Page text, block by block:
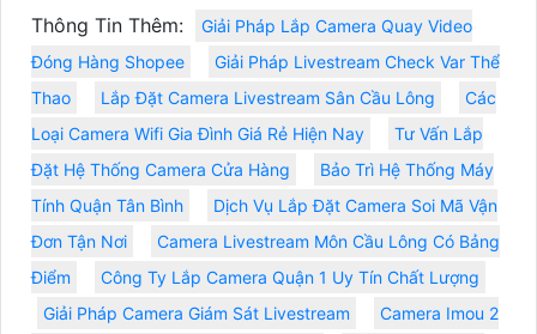
Thông Tin Thêm:
Giải Pháp Lắp Camera Quay Video
Đóng Hàng Shopee
Giải Pháp Livestream Check Var Thể
Thao
Lắp Đặt Camera Livestream Sân Cầu Lông
Các
Loại Camera Wifi Gia Đình Giá Rẻ Hiện Nay
Tư Vấn Lắp
Đặt Hệ Thống Camera Cửa Hàng
Bảo Trì Hệ Thống Máy
Tính Quận Tân Bình
Dịch Vụ Lắp Đặt Camera Soi Mã Vận
Đơn Tận Nơi
Camera Livestream Môn Cầu Lông Có Bảng
Điểm
Công Ty Lắp Camera Quận 1 Uy Tín Chất Lượng
Giải Pháp Camera Giám Sát Livestream
Camera Imou 2